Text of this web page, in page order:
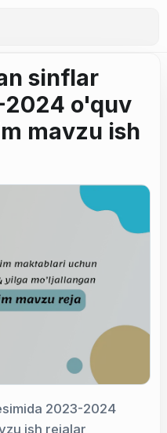
sinflar
o'quv
mavzu ish
2023-2024
ish rejalar